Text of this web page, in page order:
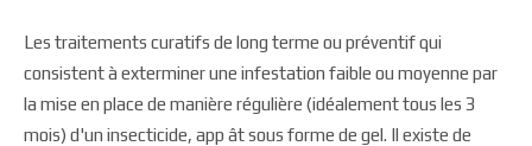
Les traitements curatifs de long terme ou préventif qui
consistent à exterminer une infestation faible ou moyenne par
la mise en place de manière régulière (idéalement tous les 3
mois) d'un insecticide, app ât sous forme de gel. Il existe de